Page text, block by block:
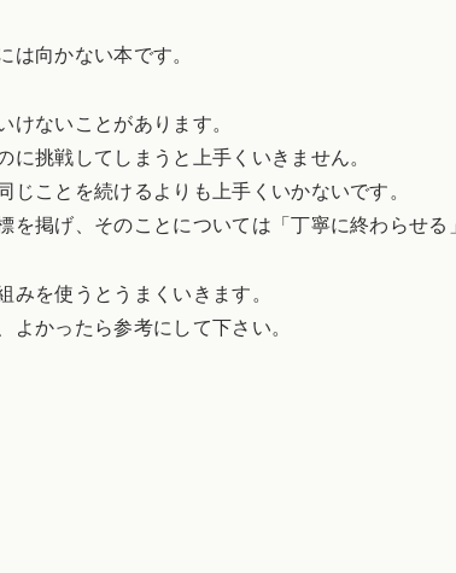
は向かない本です。
けないことがあります。
挑戦してしまうと上手くいきません。
ことを続けるよりも上手くいかないです。
を掲げ、そのことについては「丁寧に終わらせる
みを使うとうまくいきます。
かったら参考にして下さい。